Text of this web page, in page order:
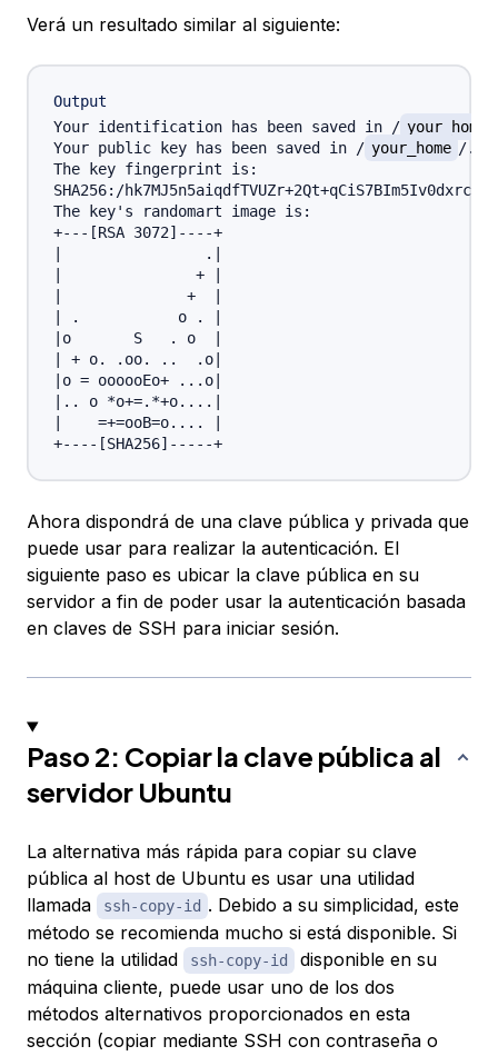
Verá un resultado similar al siguiente:
Output
Your identification has been saved in / your_home
Your public key has been saved in / your_home /
The key fingerprint is:
SHA256:/
The key's randomart image is:
+---[RSA 3072]----+
|                .|
|               + |
|              +  |
| .           o . |
|o       S   . o  |
| + o. .oo. ..  .o|
|o = oooooEo+ ...o|
|.. o *o+=.*+o....|
|    =+=ooB=o.... |
Ahora dispondrá de una clave pública y privada que
puede usar para realizar la autenticación. El
siguiente paso es ubicar la clave pública en su
servidor a fin de poder usar la autenticación basada
en claves de SSH para iniciar sesión.
Paso 2: Copiar la clave pública al
servidor Ubuntu
La alternativa más rápida para copiar su clave
pública al host de Ubuntu es usar una utilidad
llamada
ssh-copy-id . Debido a su simplicidad, este
método se recomienda mucho si está disponible. Si
no tiene la utilidad
ssh-copy-id
disponible en su
máquina cliente, puede usar uno de los dos
métodos alternativos proporcionados en esta
sección (copiar mediante SSH con contraseña o